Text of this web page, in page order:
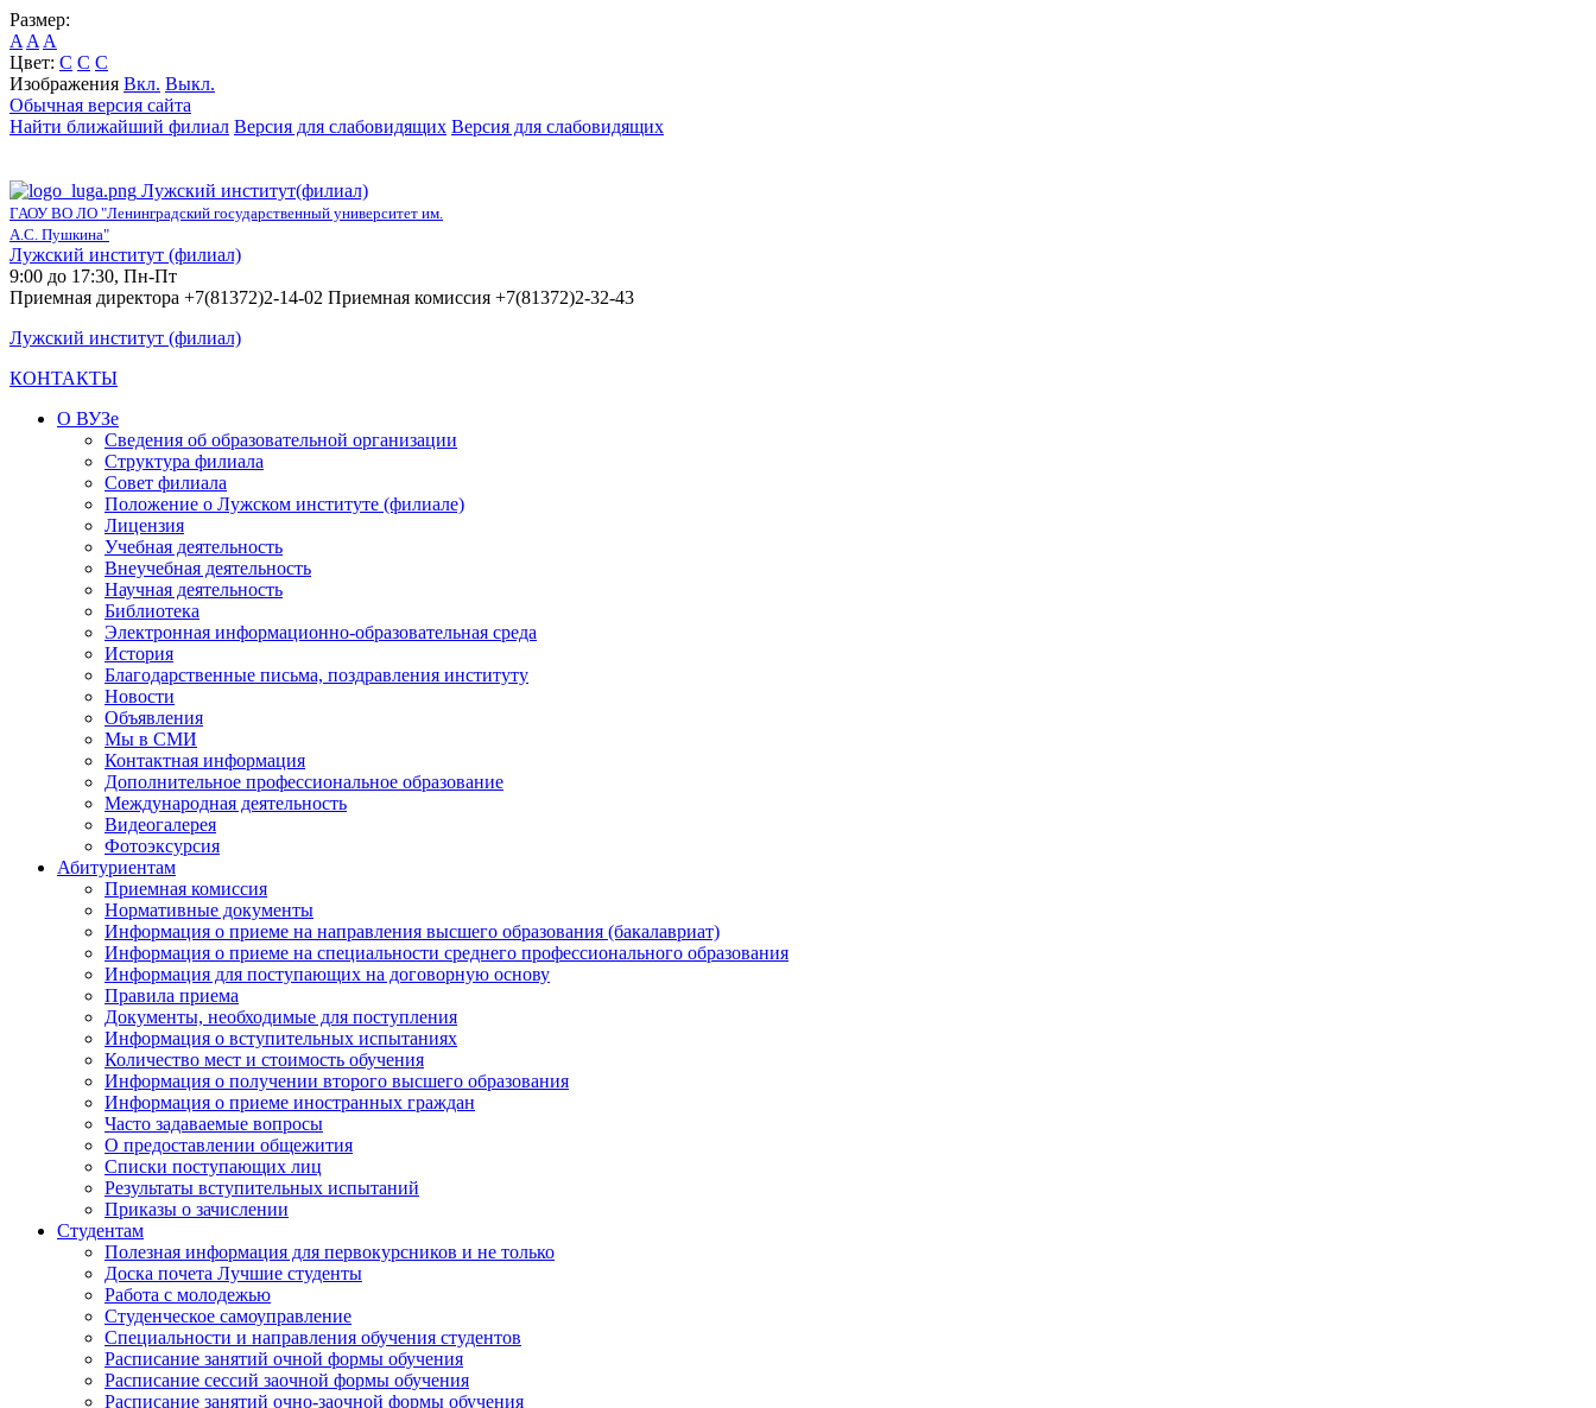
Размер:
A A A
Цвет: C C C
Изображения Вкл. Выкл.
Обычная версия сайта
Найти ближайший филиал Версия для слабовидящих Версия для слабовидящих
Лужский институт(филиал)
ГАОУ ВО ЛО "Ленинградский государственный университет им.
А.С. Пушкина"
Лужский институт (филиал)
9:00 до 17:30, Пн-Пт
Приемная директора +7(81372)2-14-02 Приемная комиссия +7(81372)2-32-43
Лужский институт (филиал)
КОНТАКТЫ
О ВУЗе
Сведения об образовательной организации
Структура филиала
Совет филиала
Положение о Лужском институте (филиале)
Лицензия
Учебная деятельность
Внеучебная деятельность
Научная деятельность
Библиотека
Электронная информационно-образовательная среда
История
Благодарственные письма, поздравления институту
Новости
Объявления
Мы в СМИ
Контактная информация
Дополнительное профессиональное образование
Международная деятельность
Видеогалерея
Фотоэксурсия
Абитуриентам
Приемная комиссия
Нормативные документы
Информация о приеме на направления высшего образования (бакалавриат)
Информация о приеме на специальности среднего профессионального образования
Информация для поступающих на договорную основу
Правила приема
Документы, необходимые для поступления
Информация о вступительных испытаниях
Количество мест и стоимость обучения
Информация о получении второго высшего образования
Информация о приеме иностранных граждан
Часто задаваемые вопросы
О предоставлении общежития
Списки поступающих лиц
Результаты вступительных испытаний
Приказы о зачислении
Студентам
Полезная информация для первокурсников и не только
Доска почета Лучшие студенты
Работа с молодежью
Студенческое самоуправление
Специальности и направления обучения студентов
Расписание занятий очной формы обучения
Расписание сессий заочной формы обучения
Расписание занятий очно-заочной формы обучения